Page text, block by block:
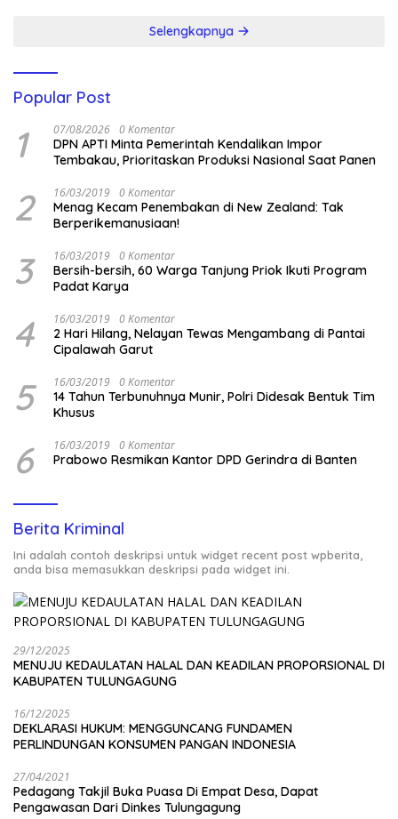
Selengkapnya
Popular Post
1 07/08/2026 0 Komentar
DPN APTI Minta Pemerintah Kendalikan Impor
Tembakau, Prioritaskan Produksi Nasional Saat Panen
2 16/03/2019 0 Komentar
Menag Kecam Penembakan di New Zealand: Tak
Berperikemanusiaan!
3 16/03/2019 0 Komentar
Bersih-bersih, 60 Warga Tanjung Priok Ikuti Program
Padat Karya
4 16/03/2019 0 Komentar
2 Hari Hilang, Nelayan Tewas Mengambang di Pantai
Cipalawah Garut
5 16/03/2019 0 Komentar
14 Tahun Terbunuhnya Munir, Polri Didesak Bentuk Tim
Khusus
6 16/03/2019 0 Komentar
Prabowo Resmikan Kantor DPD Gerindra di Banten
Berita Kriminal
Ini adalah contoh deskripsi untuk widget recent post wpberita,
anda bisa memasukkan deskripsi pada widget ini.
29/12/2025
MENUJU KEDAULATAN HALAL DAN KEADILAN PROPORSIONAL DI
KABUPATEN TULUNGAGUNG
16/12/2025
DEKLARASI HUKUM: MENGGUNCANG FUNDAMEN
PERLINDUNGAN KONSUMEN PANGAN INDONESIA
27/04/2021
Pedagang Takjil Buka Puasa Di Empat Desa, Dapat
Pengawasan Dari Dinkes Tulungagung